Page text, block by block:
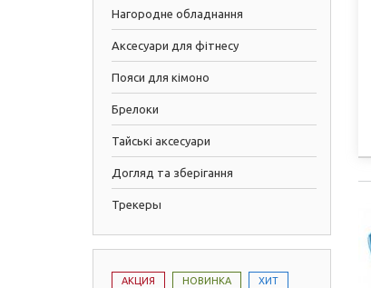
Нагородне обладнання
Аксесуари для фітнесу
Пояси для кімоно
Брелоки
Тайські аксесуари
Догляд та зберігання
Трекеры
АКЦИЯ НОВИНКА ХИТ